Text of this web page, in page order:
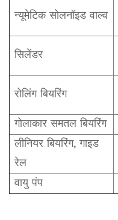
न्यूमेटिक सोलनॉइड वाल्व
सिलेंडर
रोलिंग बियरिंग
गोलाकार समतल बियरिंग
लीनियर बियरिंग, गाइड
रेल
वायु पंप